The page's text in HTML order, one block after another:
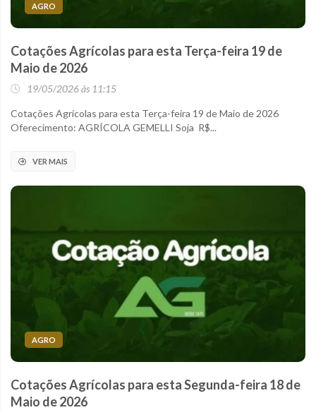
AGRO
Cotações Agrícolas para esta Terça-feira 19 de
Maio de 2026
19/05/2026 às 11:15
Cotações Agrícolas para esta Terça-feira 19 de Maio de 2026
Oferecimento: AGRÍCOLA GEMELLI Soja R$...
VER MAIS
AGRO
Cotações Agrícolas para esta Segunda-feira 18 de
Maio de 2026